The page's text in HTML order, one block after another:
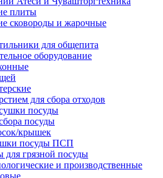
плиты
сковороды и жарочные
для общепита
оборудование
для сбора отходов
посуды
посуды
крышек
посуды ПСП
для грязной посуды
и производственные